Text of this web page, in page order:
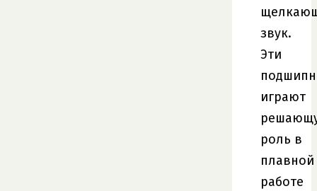
звук.
Эти
играют
роль в
плавной
работе